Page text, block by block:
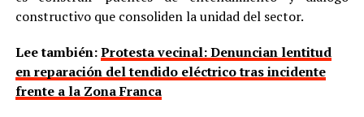
constructivo que consoliden la unidad del sector.
Lee también:Protesta vecinal: Denuncian lentitud
en reparación del tendido eléctrico tras incidente
frente a la Zona Franca